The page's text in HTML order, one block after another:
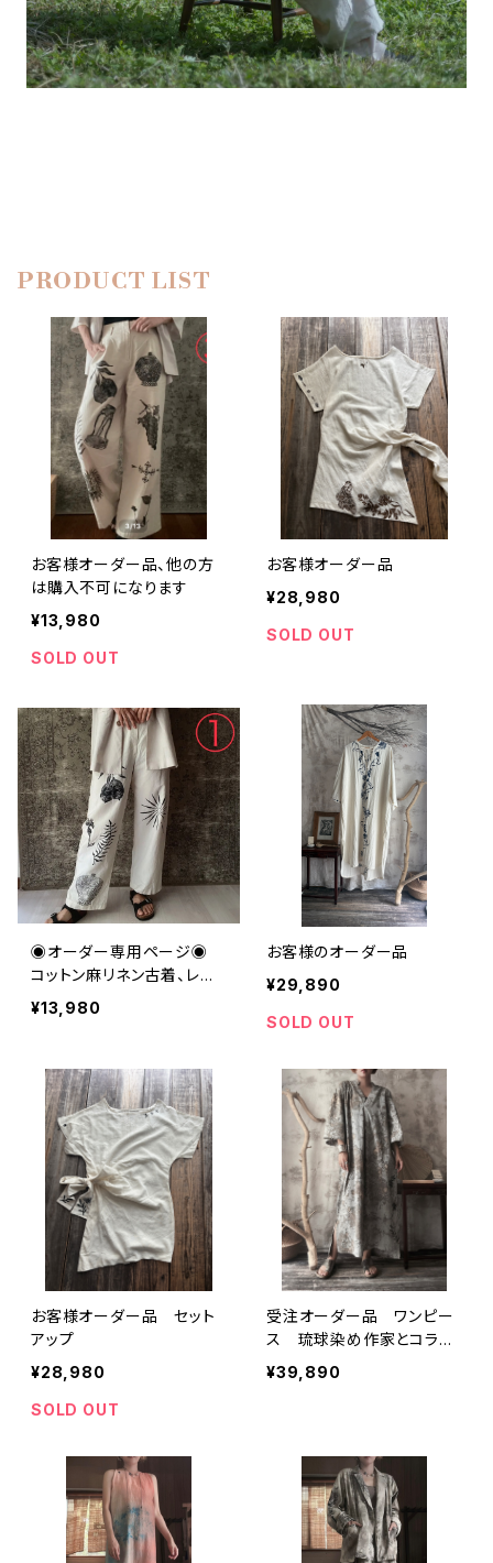
PRODUCT LIST
お客様オーダー品、他の方
は購入不可になります
¥13,980
SOLD OUT
お客様オーダー品
¥28,980
SOLD OUT
◉オーダー専用ページ◉
コットン麻リネン古着、レデ
ィースパンツ、ズボン、果物
柄花柄そう柄
¥13,980
お客様のオーダー品
¥29,890
SOLD OUT
お客様オーダー品 セット
アップ
¥28,980
SOLD OUT
受注オーダー品 ワンピー
ス 琉球染め作家とコラボ
作品 モモタマナ草木染め
¥39,890